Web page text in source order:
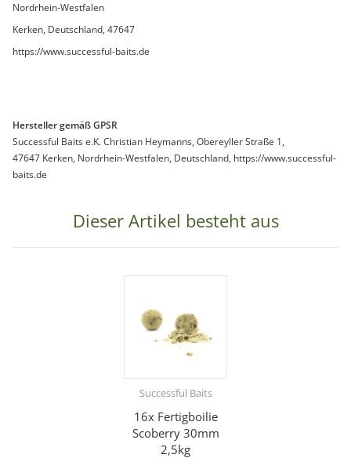
Nordrhein-Westfalen
Kerken, Deutschland, 47647
https://www.successful-baits.de
Hersteller gemäß GPSR
Successful Baits e.K. Christian Heymanns, Obereyller Straße 1,
47647 Kerken, Nordrhein-Westfalen, Deutschland, https://www.successful-
baits.de
Dieser Artikel besteht aus
Successful Baits
16x Fertigboilie
Scoberry 30mm
2,5kg